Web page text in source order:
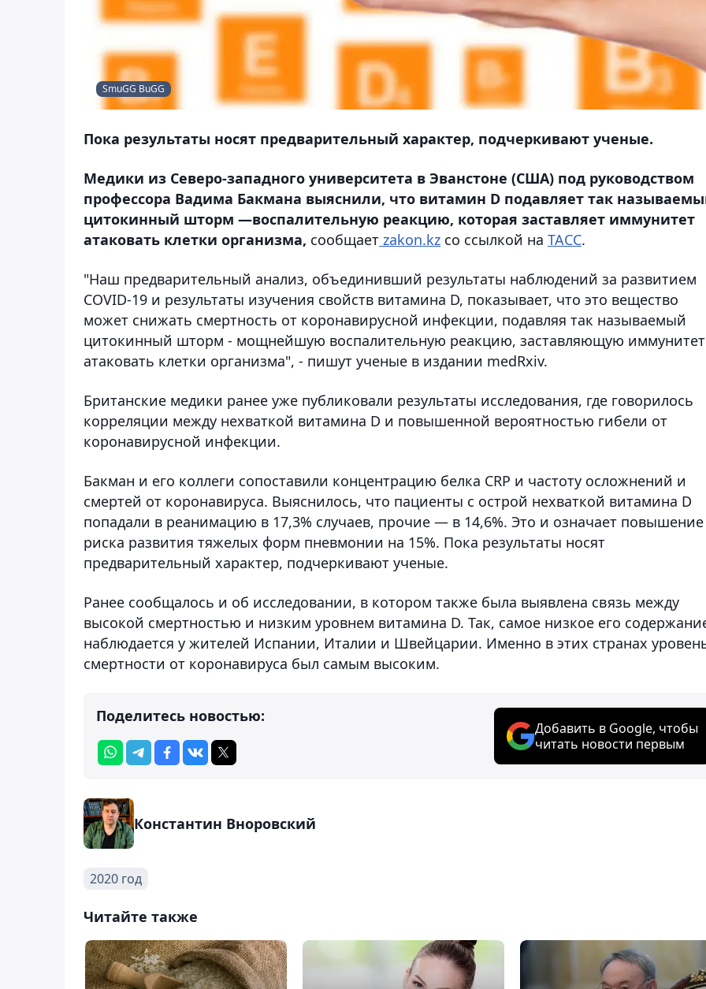
SmuGG BuGG
Пока результаты носят предварительный характер, подчеркивают ученые.
Медики из Северо-западного университета в Эванстоне (США) под руководством
профессора Вадима Бакмана выяснили, что витамин D подавляет так
цитокинный шторм —воспалительную реакцию, которая заставляет иммунитет
атаковать клетки организма, сообщает zakon.kz со ссылкой на ТАСС.
"Наш предварительный анализ, объединивший результаты наблюдений за развитием
COVID-19 и результаты изучения свойств витамина D, показывает, что это вещество
может снижать смертность от коронавирусной инфекции, подавляя так называемый
цитокинный шторм - мощнейшую воспалительную реакцию, заставляющую иммунитет
атаковать клетки организма", - пишут ученые в издании medRxiv.
Британские медики ранее уже публиковали результаты исследования, где говорилось
корреляции между нехваткой витамина D и повышенной вероятностью гибели от
коронавирусной инфекции.
Бакман и его коллеги сопоставили концентрацию белка CRP и частоту осложнений и
смертей от коронавируса. Выяснилось, что пациенты с острой нехваткой витамина D
попадали в реанимацию в 17,3% случаев, прочие — в 14,6%. Это и означает повышение
риска развития тяжелых форм пневмонии на 15%. Пока результаты носят
предварительный характер, подчеркивают ученые.
Ранее сообщалось и об исследовании, в котором также была выявлена связь между
высокой смертностью и низким уровнем витамина D. Так, самое низкое его
наблюдается у жителей Испании, Италии и Швейцарии. Именно в этих странах
смертности от коронавируса был самым высоким.
Поделитесь новостью:
Добавить в Google, чтобы
читать новости первым
Константин Вноровский
2020 год
Читайте также